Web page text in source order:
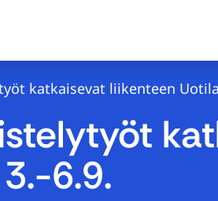
katkaisevat liikenteen
6.9.